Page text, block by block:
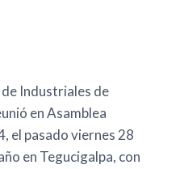
Industriales de
en Asamblea
el pasado viernes 28
en Tegucigalpa, con